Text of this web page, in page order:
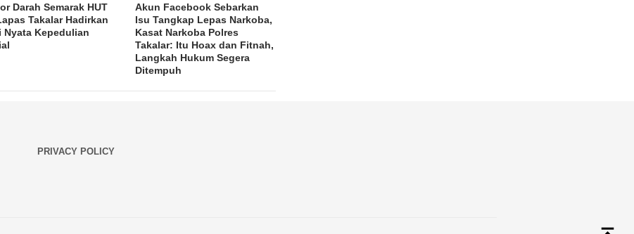
Darah Semarak HUT
Takalar Hadirkan
Nyata Kepedulian
Akun Facebook Sebarkan
Isu Tangkap Lepas Narkoba,
Kasat Narkoba Polres
Takalar: Itu Hoax dan Fitnah,
Langkah Hukum Segera
Ditempuh
PRIVACY POLICY